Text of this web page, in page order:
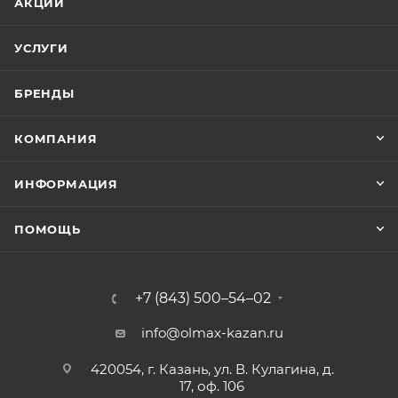
УСЛУГИ
БРЕНДЫ
КОМПАНИЯ
ИНФОРМАЦИЯ
ПОМОЩЬ
+7 (843) 500–54–02
info@olmax-kazan.ru
420054, г. Казань, ул. В. Кулагина, д.
17, оф. 106